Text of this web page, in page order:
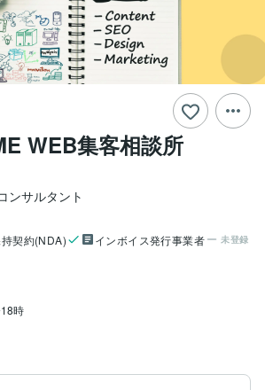
WEB集客相談所
ンサルタント
契約(NDA) インボイス発行事業者 未登録
時